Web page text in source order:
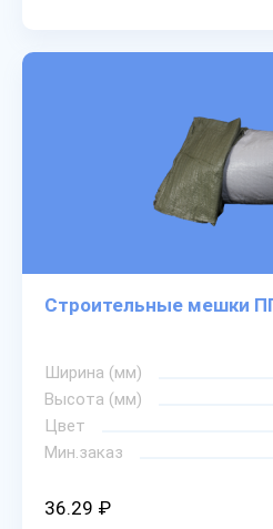
Строительные мешки
Ширина (мм)
Высота (мм)
Цвет
Мин.заказ
36.29 ₽